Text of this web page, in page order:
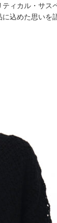
ィカル・サス
込めた思いを